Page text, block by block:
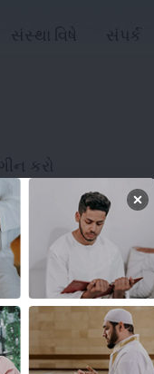
સંસ્થા વિષે સંપર્ક
કરો